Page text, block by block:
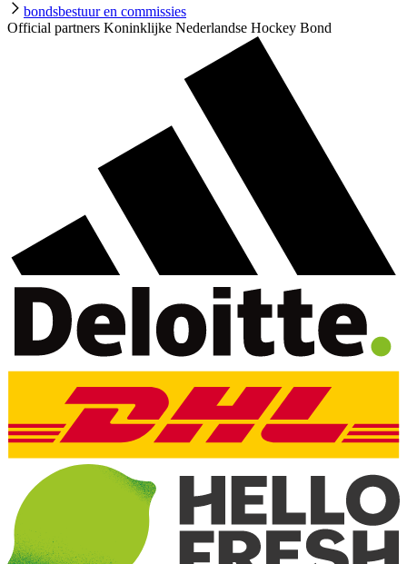
bondsbestuur en commissies
Official partners Koninklijke Nederlandse Hockey Bond